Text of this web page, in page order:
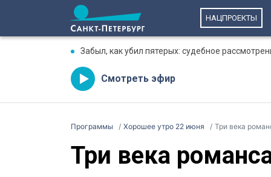
НАЦПРОЕКТЫ
Забыл, как убил пятерых: судебное
Смотреть эфир
Программы Хорошее утро 22 июня Три века
Три века